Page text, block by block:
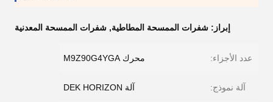
إبراز: شفرات الممسحة المطاطية, شفرات الممسحة المعدنية
عدد الأجزاء: محرك M9Z90G4YGA
آلة نموذج: آلة DEK HORIZON